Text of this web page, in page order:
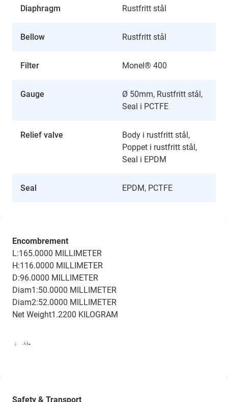
Diaphragm Rustfritt stål
Bellow Rustfritt stål
Filter Monel® 400
Gauge
Ø 50mm, Rustfritt stål,
Seal i PCTFE
Relief valve
Body i rustfritt stål,
Poppet i rustfritt stål,
Seal i EPDM
Seal EPDM, PCTFE
Encombrement
L:165.0000 MILLIMETER
H:116.0000 MILLIMETER
D:96.0000 MILLIMETER
Diam1:50.0000 MILLIMETER
Diam2:52.0000 MILLIMETER
Net Weight1.2200 KILOGRAM
Safety & Transport